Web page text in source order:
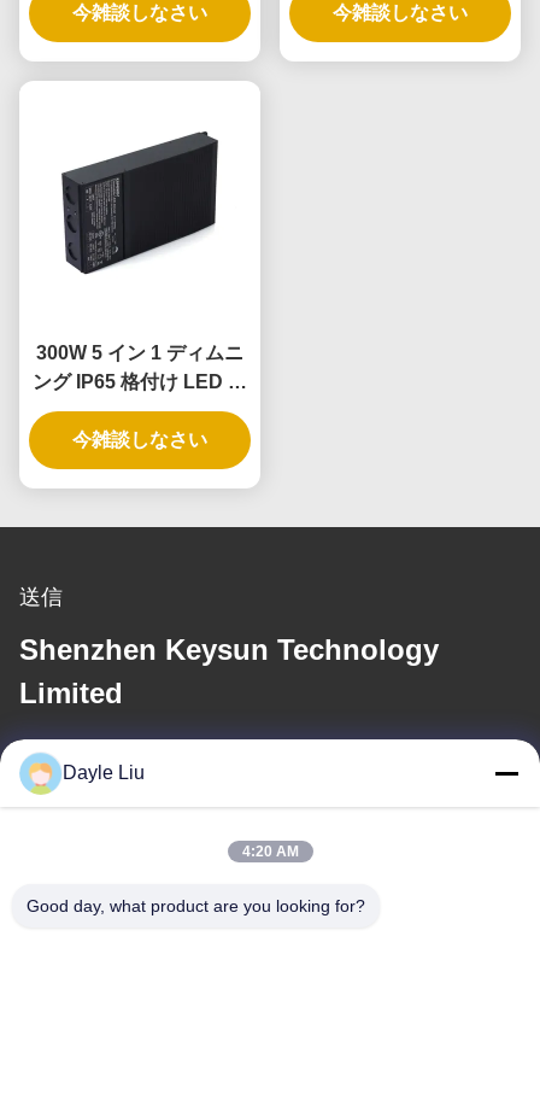
なLED電源
今雑談しなさい
今雑談しなさい
300W 5 イン 1 ディムニ
ング IP65 格付け LED ド
ライバ
今雑談しなさい
送信
Shenzhen Keysun Technology
Limited
電子メール
power06@szzhpower.com
住所
Dayle Liu
4:20 AM
Good day, what product are you looking for?